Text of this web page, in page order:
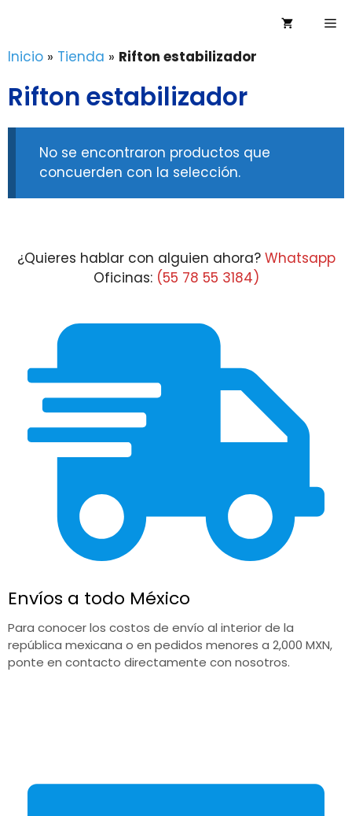
contenido
Inicio » Tienda » Rifton estabilizador
Rifton estabilizador
No se encontraron productos que
concuerden con la selección.
¿Quieres hablar con alguien ahora? Whatsapp
Oficinas: (55 78 55 3184)
Envíos a todo México
Para conocer los costos de envío al interior de la
república mexicana o en pedidos menores a 2,000 MXN,
ponte en contacto directamente con nosotros.